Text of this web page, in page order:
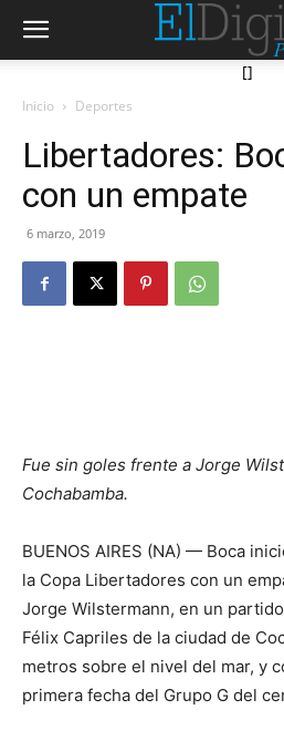
[]
Inicio Deportes
Libertadores:
con un empate
6 marzo, 2019
Fue sin goles frente a Jorge
Cochabamba.
BUENOS AIRES (NA) — Boca
la Copa Libertadores con un
Jorge Wilstermann, en un
Félix Capriles de la ciudad de
metros sobre el nivel del mar, y
primera fecha del Grupo G del